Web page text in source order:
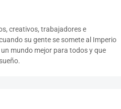
creativos, trabajadores e
su gente se somete al Imperio
mundo mejor para todos y que